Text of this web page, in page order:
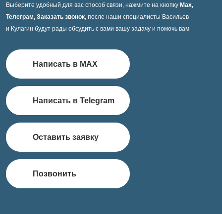
Выберите удобный для вас способ связи, нажмите на кнопку Max,
Телеграм, Заказать звонок, после наши специалисты Васильев
и Кулагин будут рады обсудить с вами вашу задачу и помочь вам
Написать в MAX
Написать в Telegram
Оставить заявку
Позвонить